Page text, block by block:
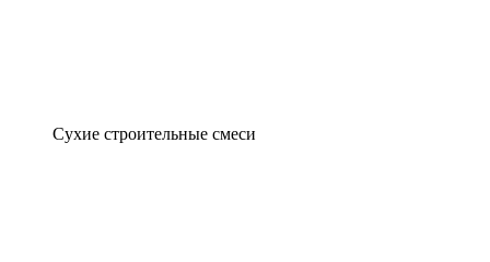
Сухие строительные смеси